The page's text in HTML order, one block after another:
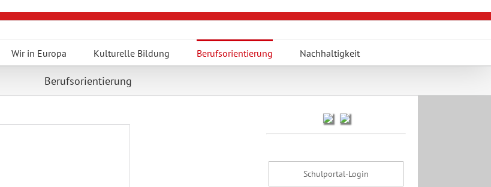
Wir in Europa Kulturelle Bildung Berufsorientierung Nachhaltigkeit
Berufsorientierung
Schulportal-Login